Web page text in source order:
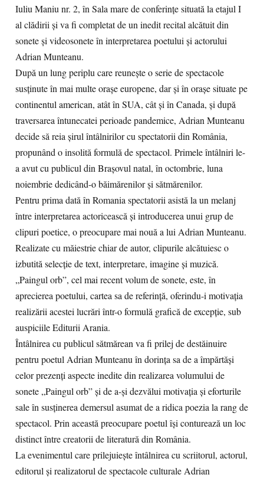
Iuliu Maniu nr. 2, în Sala mare de conferințe situată la etajul I
al clădirii și va fi completat de un inedit recital alcătuit din
sonete și videosonete în interpretarea poetului și actorului
Adrian Munteanu.
După un lung periplu care reunește o serie de spectacole
susținute în mai multe orașe europene, dar și în orașe situate pe
continentul american, atât în SUA, cât și în Canada, și după
traversarea întunecatei perioade pandemice, Adrian Munteanu
decide să reia șirul întâlnirilor cu spectatorii din România,
propunând o insolită formulă de spectacol. Primele întâlniri le-
a avut cu publicul din Brașovul natal, în octombrie, luna
noiembrie dedicând-o băimărenilor și sătmărenilor.
Pentru prima dată în Romania spectatorii asistă la un melanj
între interpretarea actoricească și introducerea unui grup de
clipuri poetice, o preocupare mai nouă a lui Adrian Munteanu.
Realizate cu măiestrie chiar de autor, clipurile alcătuiesc o
izbutită selecție de text, interpretare, imagine și muzică.
„Paingul orb”, cel mai recent volum de sonete, este, în
aprecierea poetului, cartea sa de referință, oferindu-i motivația
realizării acestei lucrări într-o formulă grafică de excepție, sub
auspiciile Editurii Arania.
Întâlnirea cu publicul sătmărean va fi prilej de destăinuire
pentru poetul Adrian Munteanu în dorința sa de a împărtăși
celor prezenți aspecte inedite din realizarea volumului de
sonete „Paingul orb” și de a-și dezvălui motivația și eforturile
sale în susținerea demersul asumat de a ridica poezia la rang de
spectacol. Prin această preocupare poetul își conturează un loc
distinct între creatorii de literatură din România.
La evenimentul care prilejuiește întâlnirea cu scriitorul, actorul,
editorul și realizatorul de spectacole culturale Adrian